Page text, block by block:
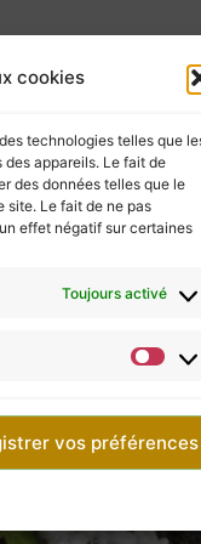
cookies
technologies telles que
appareils. Le fait de
des données telles que le
site. Le fait de ne pas
effet négatif sur certaines
Toujours activé
vos préférences
elles ne
d’un